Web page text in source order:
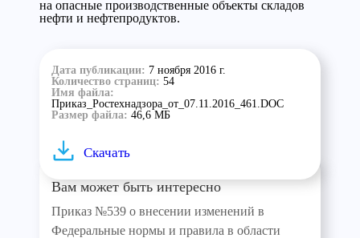
на опасные производственные объекты складов
нефти и нефтепродуктов.
Дата публикации: 7 ноября 2016 г.
Количество страниц: 54
Имя файла:
Приказ_Ростехнадзора_от_07.11.2016_461.DOC
Размер файла: 46,6 МБ
Скачать
Вам может быть интересно
Приказ №539 о внесении изменений в
Федеральные нормы и правила в области